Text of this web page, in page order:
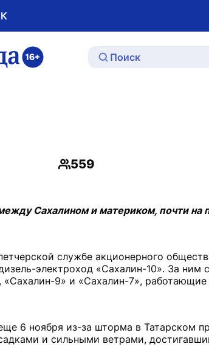
Просмотры
559
Сахалином и материком, почти на
службе акционерного
электроход «Сахалин-10». За ним
9» и «Сахалин-7»,
6 ноября из-за шторма в Татарском
и сильными ветрами,